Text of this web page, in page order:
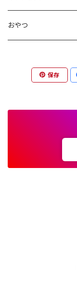
フレーバーティー
ティーバッグ1個入
ティーバッグ10個入り
100g
コクがある
鳥取のお茶
八女茶
屋久島煎茶
近畿・東海のお茶
本山
急須
煎茶ギフト
抹茶ギフト
煎茶と干し柿ギフト
おやつ
保存